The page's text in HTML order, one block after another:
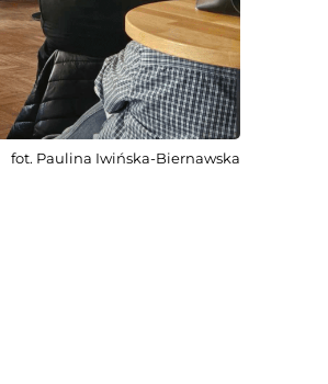
fot. Paulina Iwińska-Biernawska